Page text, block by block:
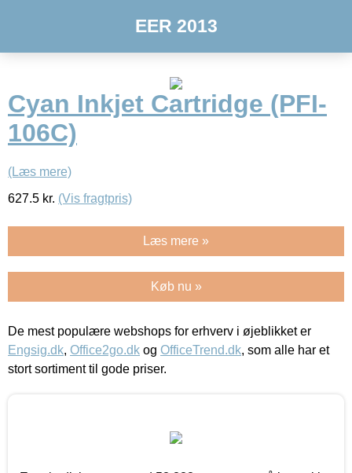
EER 2013
Cyan Inkjet Cartridge (PFI-
106C)
(Læs mere)
627.5 kr. (Vis fragtpris)
Læs mere »
Køb nu »
De mest populære webshops for erhverv i øjeblikket er
Engsig.dk, Office2go.dk og OfficeTrend.dk, som alle har et
stort sortiment til gode priser.